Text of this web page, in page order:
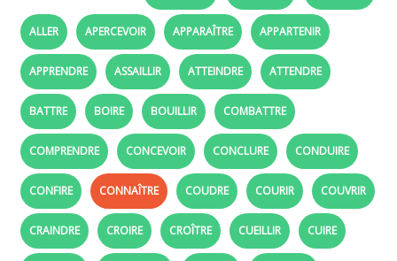
ALLER APERCEVOIR APPARAÎTRE APPARTENIR
APPRENDRE ASSAILLIR ATTEINDRE ATTENDRE
BATTRE BOIRE BOUILLIR COMBATTRE
COMPRENDRE CONCEVOIR CONCLURE CONDUIRE
CONFIRE CONNAÎTRE COUDRE COURIR COUVRIR
CRAINDRE CROIRE CROÎTRE CUEILLIR CUIRE